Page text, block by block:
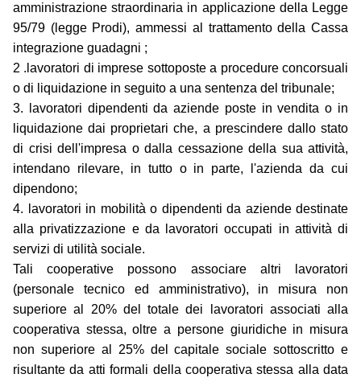
amministrazione straordinaria in applicazione della Legge
95/79 (legge Prodi), ammessi al trattamento della Cassa
integrazione guadagni ;
2 .lavoratori di imprese sottoposte a procedure concorsuali
o di liquidazione in seguito a una sentenza del tribunale;
3. lavoratori dipendenti da aziende poste in vendita o in
liquidazione dai proprietari che, a prescindere dallo stato
di crisi dell'impresa o dalla cessazione della sua attività,
intendano rilevare, in tutto o in parte, l'azienda da cui
dipendono;
4. lavoratori in mobilità o dipendenti da aziende destinate
alla privatizzazione e da lavoratori occupati in attività di
servizi di utilità sociale.
Tali cooperative possono associare altri lavoratori
(personale tecnico ed amministrativo), in misura non
superiore al 20% del totale dei lavoratori associati alla
cooperativa stessa, oltre a persone giuridiche in misura
non superiore al 25% del capitale sociale sottoscritto e
risultante da atti formali della cooperativa stessa alla data